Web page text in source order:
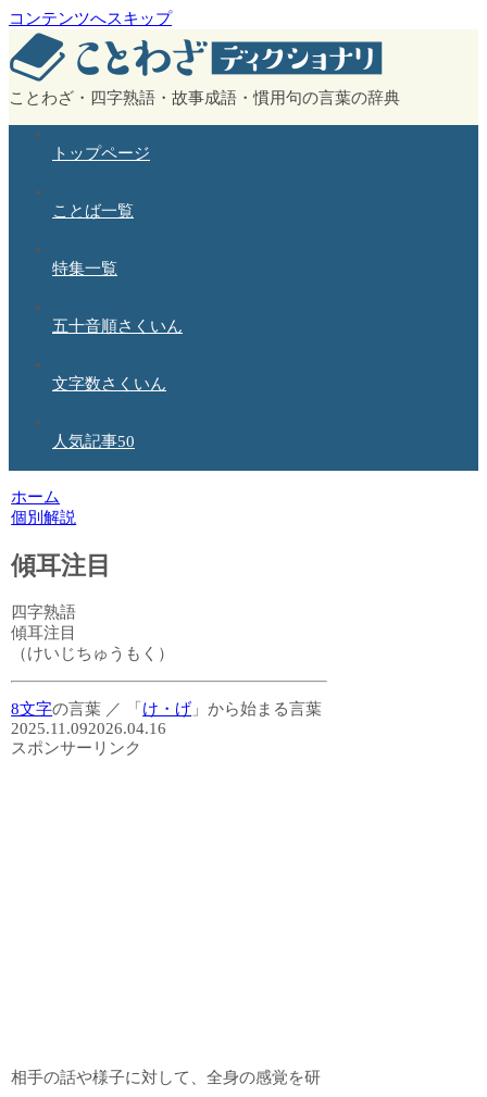
コンテンツへスキップ
ことわざ・四字熟語・故事成語・慣用句の言葉の辞典
トップページ
ことば一覧
特集一覧
五十音順さくいん
文字数さくいん
人気記事50
ホーム
個別解説
傾耳注目
四字熟語
傾耳注目
（けいじちゅうもく）
8文字の言葉 ／ 「 け・げ 」から始まる言葉
2025.11.092026.04.16
スポンサーリンク
相手の話や様子に対して、全身の感覚を研